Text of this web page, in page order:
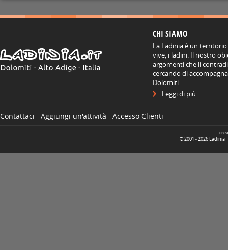
CHI SIAMO
La Ladinia è un
vive, i ladini. Il nostro
argomenti che li
cercando di
Dolomiti.
Leggi di più
Contattaci Aggiungi un'attività Accesso Clienti
© 2001 -2026 Ladinia